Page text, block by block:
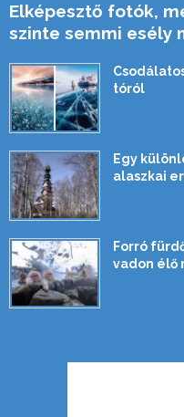
Elképesztő fotók,
szinte semmi esély
tóról
Egy
alaszkai
Forró
vadon élő